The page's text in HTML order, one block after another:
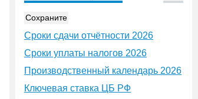
Сохраните
Сроки сдачи отчётности 2026
Сроки уплаты налогов 2026
Производственный календарь 2026
Ключевая ставка ЦБ РФ